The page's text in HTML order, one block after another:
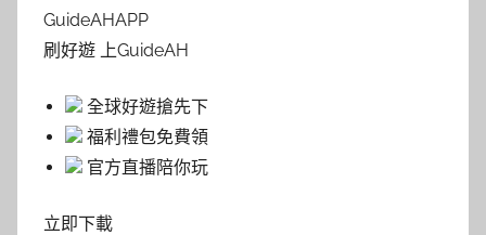
GuideAHAPP
刷好遊 上GuideAH
全球好遊搶先下
福利禮包免費領
官方直播陪你玩
立即下載